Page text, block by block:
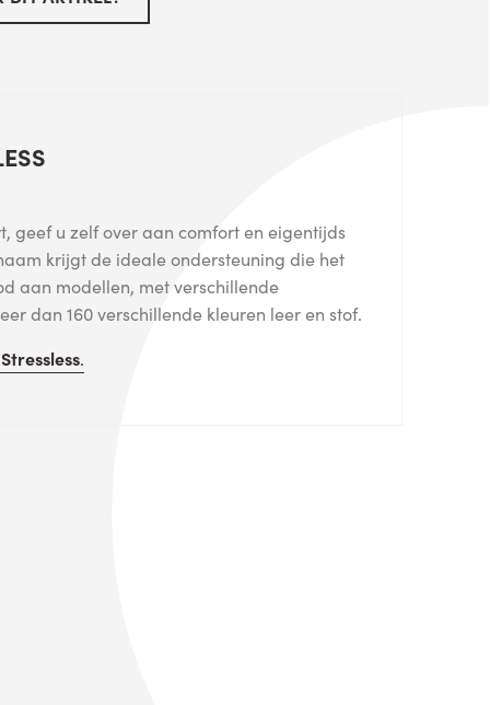
geef u zelf over aan comfort en eigentijds
krijgt de ideale ondersteuning die het
aan modellen, met verschillende
dan 160 verschillende kleuren leer en stof.
Stressless.